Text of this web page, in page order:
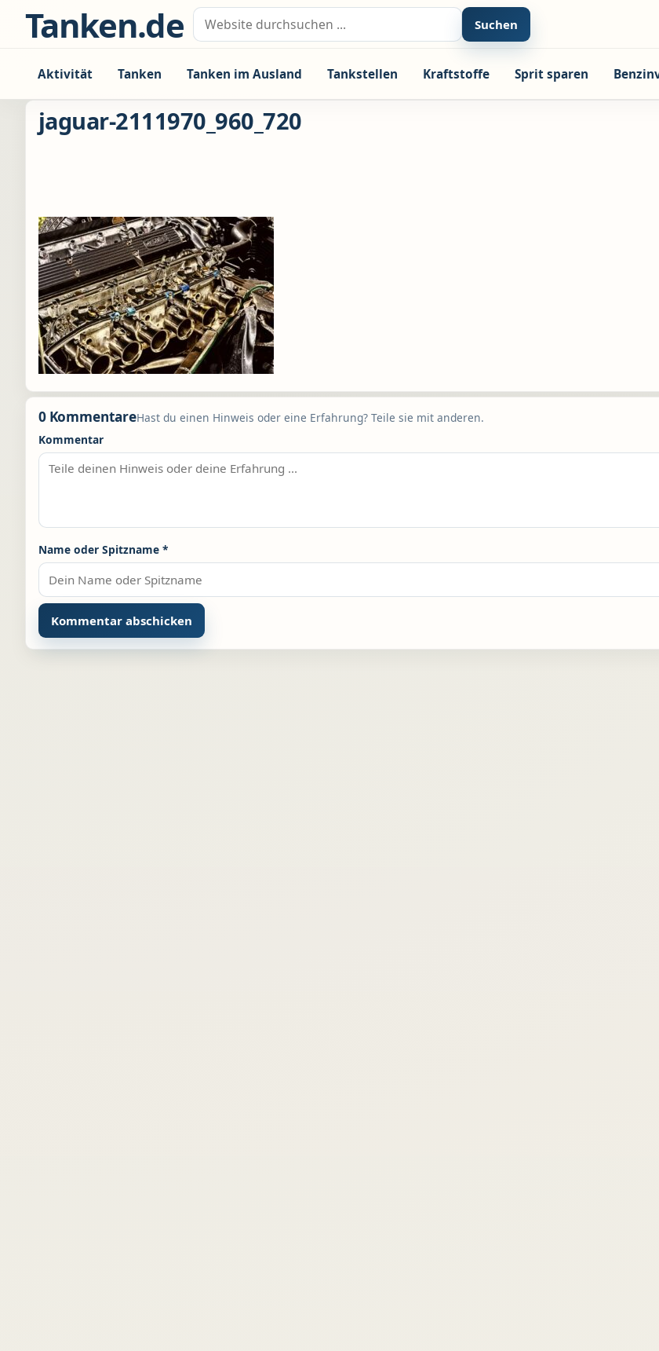
Zum Inhalt springen
Tanken.de Suche nach: Suchen
Aktivität Tanken Tanken im Ausland Tankstellen Kraftstoffe Sprit sparen
jaguar-2111970_960_720
0 KommentareHast du einen Hinweis oder eine Erfahrung? Teile sie mit anderen.
Kommentar
Name oder Spitzname *